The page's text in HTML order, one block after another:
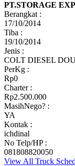
PT.STORAGE
Berangkat :
17/10/2014
Tiba :
19/10/2014
Jenis :
COLT DIESEL
PerKg :
Rp0
Charter :
Rp2.500.000
MasihNego? :
YA
Kontak :
ichdinal
No Telp/HP :
081808820050
View All Truck